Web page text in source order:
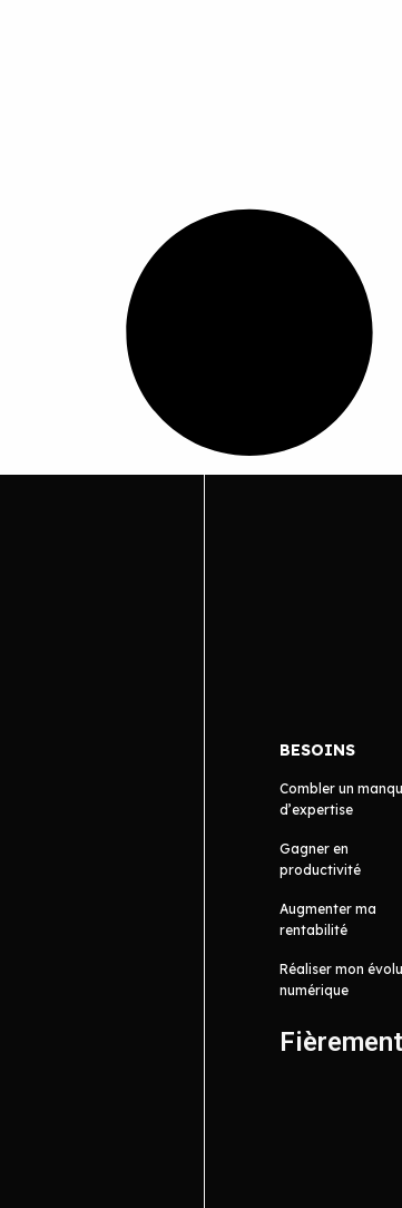
BESOINS
Combler un
d’expertise
Gagner en
productivité
Augmenter ma
rentabilité
Réaliser mon
numérique